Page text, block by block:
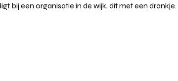
bij een organisatie in de wijk, dit met een drankje.